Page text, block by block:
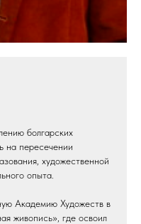
болгарских
на пересечении
художественной
опыта.
Академию Художеств в
живопись», где освоил